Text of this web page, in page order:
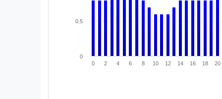
0 2 4 6 8 10 12 14 16 18 20
0
0.5